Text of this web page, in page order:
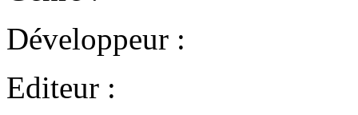
Développeur :
Editeur :